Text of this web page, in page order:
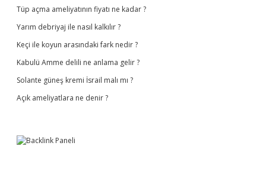
Tüp açma ameliyatının fiyatı ne kadar ?
Yarım debriyaj ile nasıl kalkılır ?
Keçi ile koyun arasındaki fark nedir ?
Kabulü Amme delili ne anlama gelir ?
Solante güneş kremi İsrail malı mı ?
Açık ameliyatlara ne denir ?